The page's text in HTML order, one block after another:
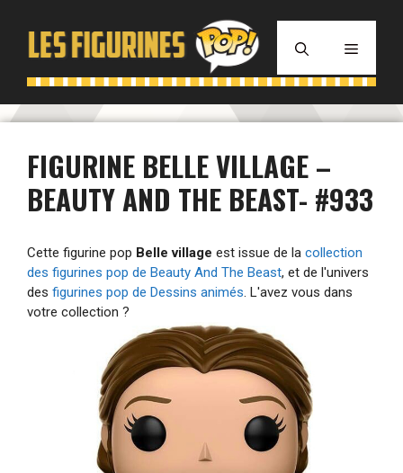
contenu
MENU
FIGURINE BELLE VILLAGE –
BEAUTY AND THE BEAST- #933
Cette figurine pop Belle village est issue de la collection
des figurines pop de Beauty And The Beast, et de l'univers
des figurines pop de Dessins animés. L'avez vous dans
votre collection ?